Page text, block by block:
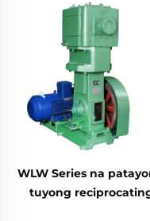
WLW Series na
tuyong